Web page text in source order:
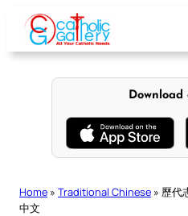
content
Home » Traditional Chinese » 歷代
中文